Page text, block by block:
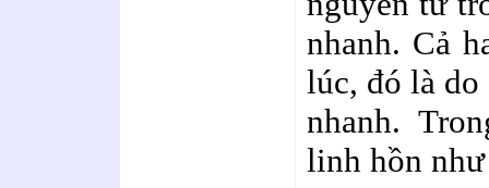
nhanh. Cả
lúc, đó là
nhanh.
linh hồn